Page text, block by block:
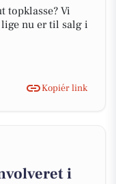
topklasse? Vi
nu er til salg i
Kopiér link
i